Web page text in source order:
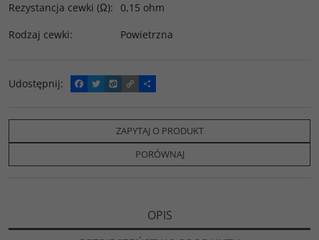
Rezystancja cewki (Ω): 0,15 ohm
Rodzaj cewki: Powietrzna
Udostępnij:
F
a
e
o
k
T
w
t
e
W
y
o
p
C
o
y
L
i
n
k
P
o
z
i
e
l
s
ZAPYTAJ O PRODUKT
PORÓWNAJ
OPIS